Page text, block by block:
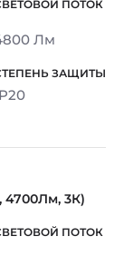
Лм
4700Лм, 3К)